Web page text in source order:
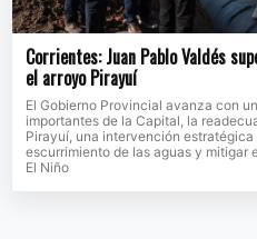
Corrientes: Juan Pablo Valdés
el arroyo Pirayuí
El Gobierno Provincial avanza con
importantes de la Capital, la
Pirayuí, una intervención estratégica
escurrimiento de las aguas y
El Niño